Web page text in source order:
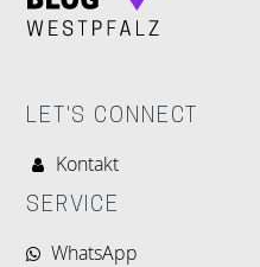
LET'S CONNECT
Kontakt
SERVICE
WhatsApp